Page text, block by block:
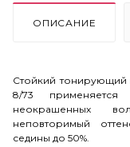
ОПИСАНИЕ
Стойкий тонирующий
8/73
неокрашенных
неповторимый
седины до 50%.